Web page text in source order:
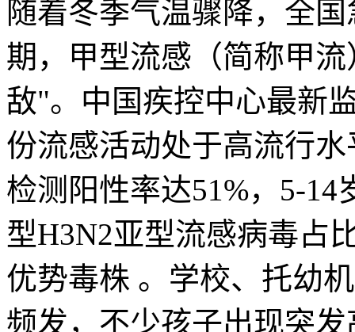
随着冬季气温骤降，全
期，甲型流感（简称甲
敌"。中国疾控中心最新
份流感活动处于高流行
检测阳性率达51%，5-
型H3N2亚型流感病毒占
优势毒株 。学校、托幼
频发，不少孩子出现突